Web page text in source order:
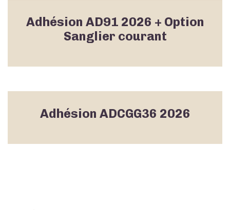
Adhésion AD91 2026 + Option
Sanglier courant
Adhésion ADCGG36 2026